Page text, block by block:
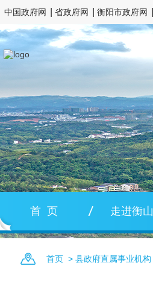
中国政府网 省政府网 衡阳市政府网
首 页 走进衡山
首页 > 县政府直属事业机构